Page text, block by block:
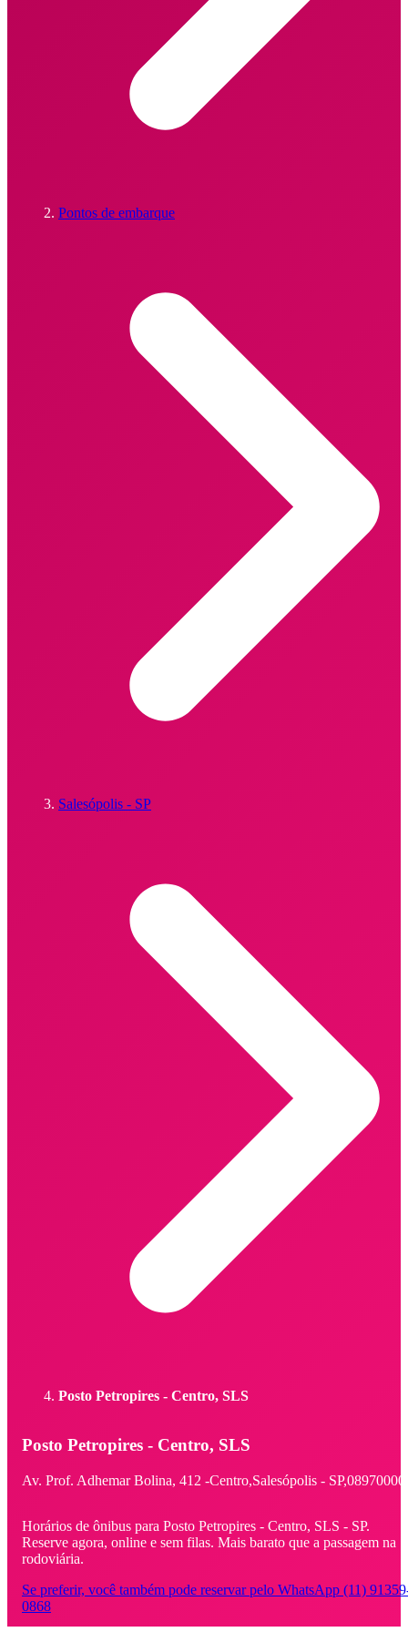
Pontos de embarque
Salesópolis - SP
Posto Petropires - Centro, SLS
Posto Petropires - Centro, SLS
Av. Prof. Adhemar Bolina, 412 -Centro,Salesópolis - SP,08970000
Horários de ônibus para Posto Petropires - Centro, SLS - SP.
Reserve agora, online e sem filas. Mais barato que a passagem na
rodoviária.
Se preferir, você também pode reservar pelo WhatsApp (11)
0868